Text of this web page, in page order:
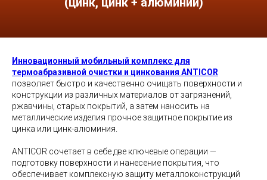
Инновационный мобильный комплекс для
термоабразивной очистки и цинкования ANTICOR
позволяет быстро и качественно очищать поверхности и
конструкции из различных материалов от загрязнений,
ржавчины, старых покрытий, а затем наносить на
металлические изделия прочное защитное покрытие из
цинка или цинк-алюминия.
ANTICOR сочетает в себе две ключевые операции —
подготовку поверхности и нанесение покрытия, что
обеспечивает комплексную защиту металлоконструкций